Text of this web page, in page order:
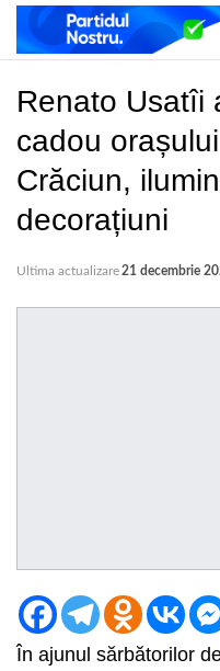
Renato Usatîi
cadou
Crăciun,
decorațiuni
Ultima actualizare21 decembrie
În ajunul sărbătorilor